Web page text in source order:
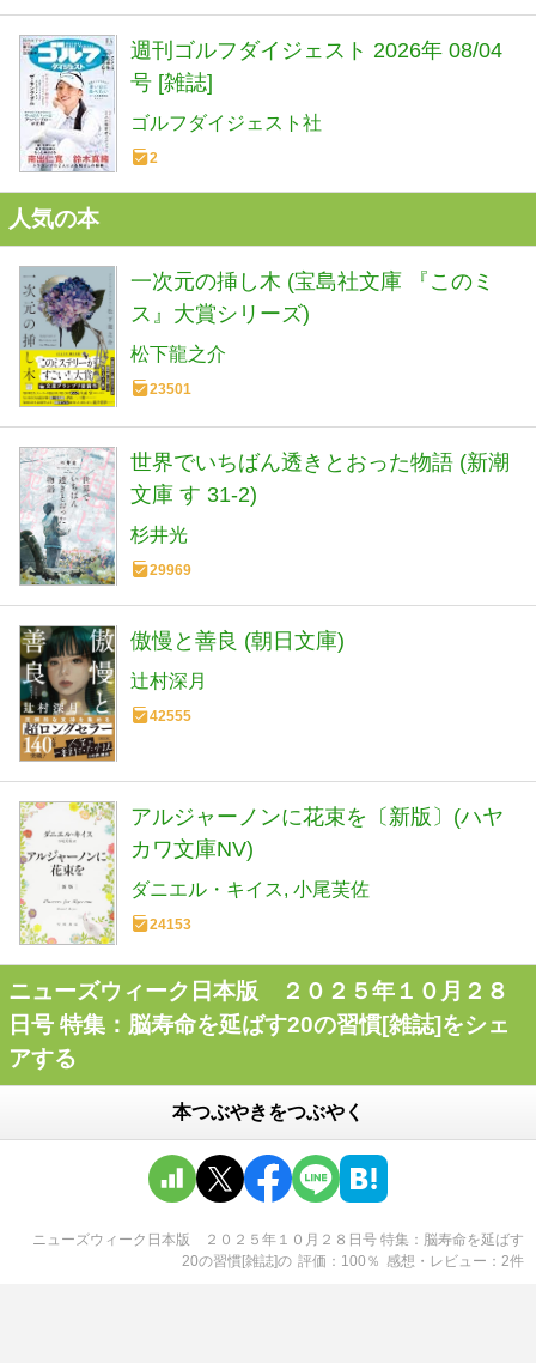
週刊ゴルフダイジェスト 2026年 08/04
号 [雑誌]
ゴルフダイジェスト社
2
人気の本
一次元の挿し木 (宝島社文庫 『このミ
ス』大賞シリーズ)
松下龍之介
23501
世界でいちばん透きとおった物語 (新潮
文庫 す 31-2)
杉井光
29969
傲慢と善良 (朝日文庫)
辻村深月
42555
アルジャーノンに花束を〔新版〕(ハヤ
カワ文庫NV)
ダニエル・キイス 小尾芙佐
24153
ニューズウィーク日本版 ２０２５年１０月２８
日号 特集：脳寿命を延ばす20の習慣[雑誌]をシェ
アする
本つぶやきをつぶやく
ニューズウィーク日本版 ２０２５年１０月２８日号 特集：脳寿命を延ばす
20の習慣[雑誌]の 評価 100 ％ 感想・レビュー 2件